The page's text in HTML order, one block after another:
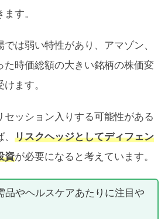
す。
は弱い特性があり、アマゾン、
た時価総額の大きい銘柄の株価変
ます。
セッション入りする可能性がある
リスクヘッジとしてディフェン
資が必要になると考えています。
品やヘルスケアあたりに注目や